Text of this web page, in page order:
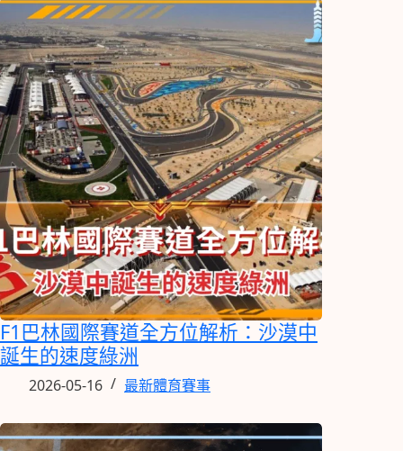
F1巴林國際賽道全方位解析：沙漠中
誕生的速度綠洲
2026-05-16 最新體育賽事